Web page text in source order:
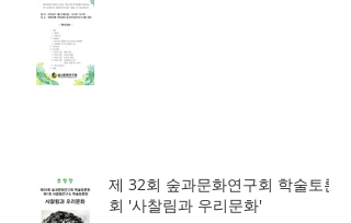
제 32회 숲과문화연구회 학술토론
회 '사찰림과 우리문화'